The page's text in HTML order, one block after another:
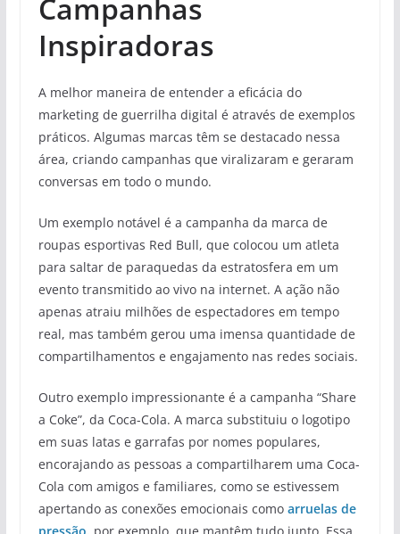
Campanhas
Inspiradoras
A melhor maneira de entender a eficácia do
marketing de guerrilha digital é através de exemplos
práticos. Algumas marcas têm se destacado nessa
área, criando campanhas que viralizaram e geraram
conversas em todo o mundo.
Um exemplo notável é a campanha da marca de
roupas esportivas Red Bull, que colocou um atleta
para saltar de paraquedas da estratosfera em um
evento transmitido ao vivo na internet. A ação não
apenas atraiu milhões de espectadores em tempo
real, mas também gerou uma imensa quantidade de
compartilhamentos e engajamento nas redes sociais.
Outro exemplo impressionante é a campanha “Share
a Coke”, da Coca-Cola. A marca substituiu o logotipo
em suas latas e garrafas por nomes populares,
encorajando as pessoas a compartilharem uma Coca-
Cola com amigos e familiares, como se estivessem
apertando as conexões emocionais como arruelas de